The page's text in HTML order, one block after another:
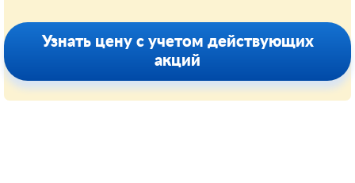
Узнать цену с учетом действующих
акций